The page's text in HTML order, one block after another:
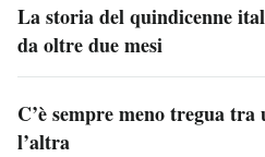
La storia del quindicenne
da oltre due mesi
C’è sempre meno tregua tra
l’altra